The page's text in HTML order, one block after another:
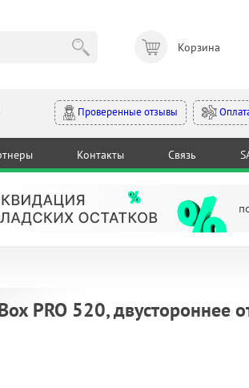
Корзина
Проверенные отзывы
Контакты Связь
PRO 520, двустороннее